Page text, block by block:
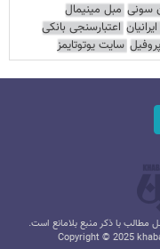
سونی مبل مینیمال
اعتبارسنجی بانکی
سایت یوتوتایمز
با ذکر منبع بلامانع است.
Copyright © 2025